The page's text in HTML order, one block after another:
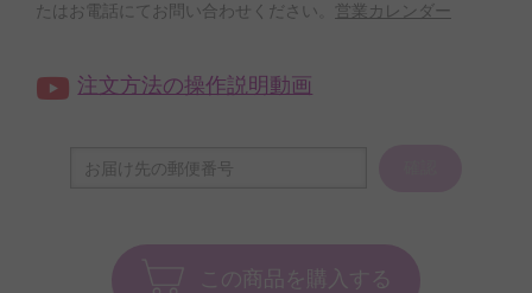
たはお電話にてお問い合わせください。 営業カレンダー
注文方法の操作説明動画
この商品を購入する